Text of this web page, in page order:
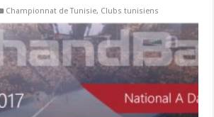
Championnat de Tunisie, Clubs tunisiens